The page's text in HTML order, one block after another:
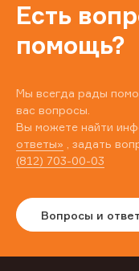
Есть
помощь?
Мы всегда рады
вас вопросы.
Вы можете найти
ответы» , задать
(812) 703-00-03
Вопросы и